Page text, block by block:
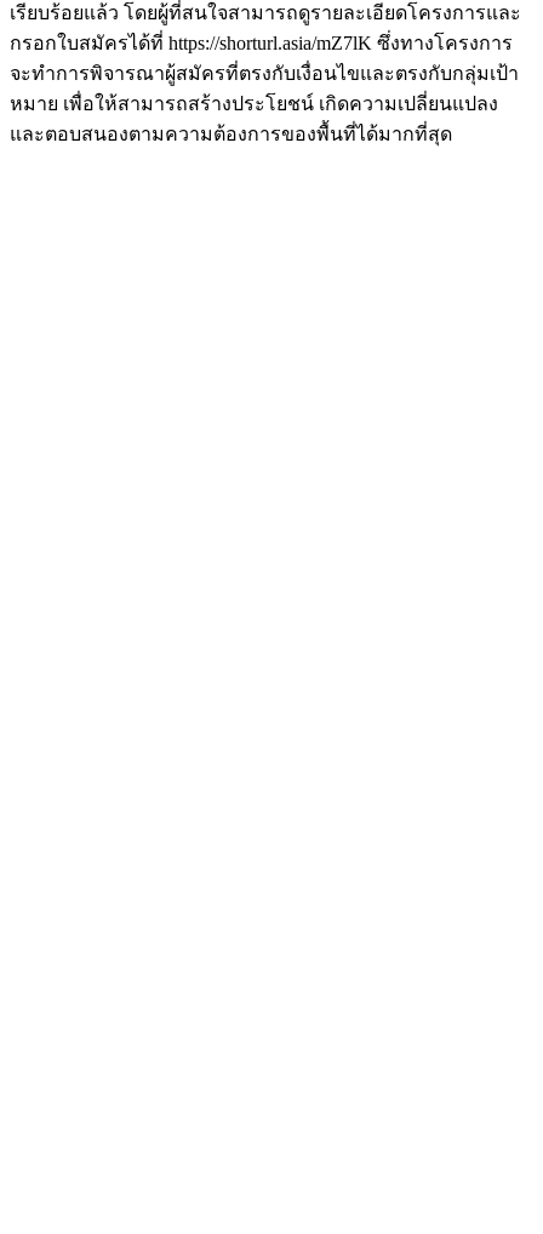
เรียบร้อยแล้ว โดยผู้ที่สนใจสามารถดูรายละเอียดโครงการและ
กรอกใบสมัครได้ที่ https://shorturl.asia/mZ7lK ซึ่งทางโครงการ
จะทำการพิจารณาผู้สมัครที่ตรงกับเงื่อนไขและตรงกับกลุ่มเป้า
หมาย เพื่อให้สามารถสร้างประโยชน์ เกิดความเปลี่ยนแปลง
และตอบสนองตามความต้องการของพื้นที่ได้มากที่สุด